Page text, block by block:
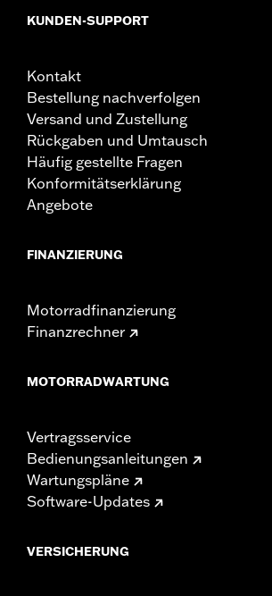
KUNDEN-SUPPORT
Kontakt
Bestellung nachverfolgen
Versand und Zustellung
Rückgaben und Umtausch
Häufig gestellte Fragen
Konformitätserklärung
Angebote
FINANZIERUNG
Motorradfinanzierung
Finanzrechner
MOTORRADWARTUNG
Vertragsservice
Bedienungsanleitungen
Wartungspläne
Software-Updates
VERSICHERUNG